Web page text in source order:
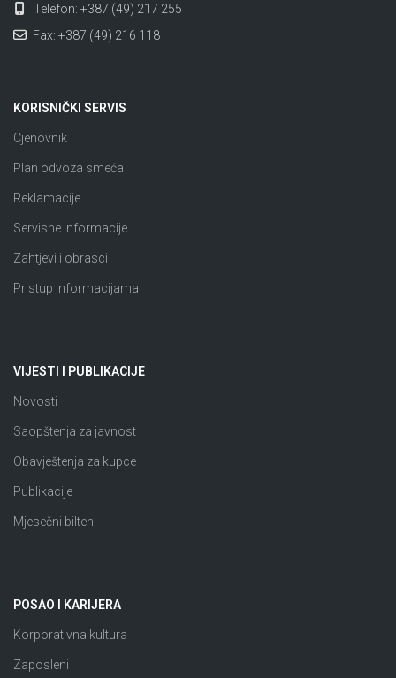
Telefon: +387 (49) 217 255
Fax: +387 (49) 216 118
KORISNIČKI SERVIS
Cjenovnik
Plan odvoza smeća
Reklamacije
Servisne informacije
Zahtjevi i obrasci
Pristup informacijama
VIJESTI I PUBLIKACIJE
Novosti
Saopštenja za javnost
Obavještenja za kupce
Publikacije
Mjesečni bilten
POSAO I KARIJERA
Korporativna kultura
Zaposleni